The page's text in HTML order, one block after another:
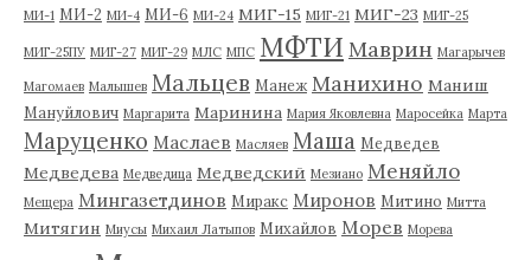
МИ-1 МИ-2 МИ-4 МИ-6 МИ-24 МИГ-15 МИГ-21 МИГ-23 МИГ-25
МИГ-25ПУ МИГ-27 МИГ-29 МЛС МПС МФТИ Маврин Магарычев
Магомаев Малышев Мальцев Манеж Манихино Маниш
Мануйлович Маргарита Маринина Мария Яковлевна Маросейка Марта
Маруценко Маслаев Масляев Маша Медведев
Медведева Медведица Медведский Мезиано Меняйло
Мещера Мингазетдинов Миракс Миронов Митино Митта
Митягин Миусы Михаил Латыпов Михайлов Морев Морева